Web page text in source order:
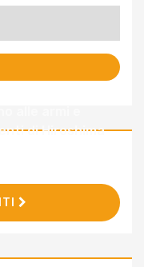
di Hiroshima